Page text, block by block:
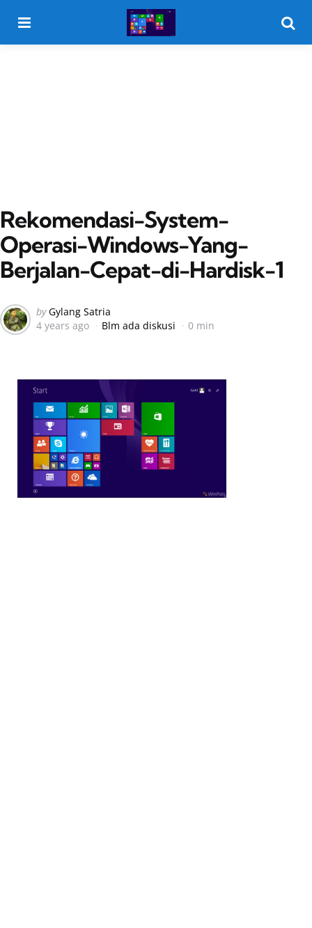
Rekomendasi-System-
Operasi-Windows-Yang-
Berjalan-Cepat-di-Hardisk-1
Posted
by
by Gylang Satria
4 years ago
Blm ada diskusi 0 min